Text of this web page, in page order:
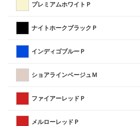
プレミアムホワイトＰ
ナイトホークブラックＰ
インディゴブルーＰ
ショアラインベージュＭ
ファイアーレッドＰ
メルローレッドＰ